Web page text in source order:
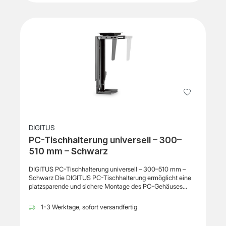
DIGITUS
PC-Tischhalterung universell – 300–
510 mm – Schwarz
DIGITUS PC-Tischhalterung universell – 300–510 mm –
Schwarz Die DIGITUS PC-Tischhalterung ermöglicht eine
platzsparende und sichere Montage des PC-Gehäuses
geschaffen und gleichzeitig die Belüftung des Geräts
verbessert wird. Die flexible Konstruktion erlaubt die
1-3 Werktage, sofort versandfertig